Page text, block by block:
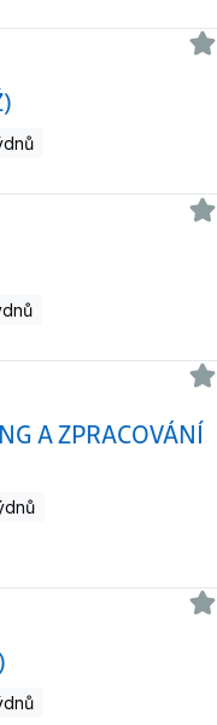
A ZPRACOVÁNÍ